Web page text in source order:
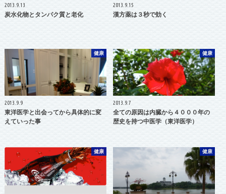
2013.9.13
炭水化物とタンパク質と老化
2013.9.15
漢方薬は３秒で効く
健康
2013.9.9
東洋医学と出会ってから具体的に変
えていった事
健康
2013.9.7
全ての原因は内臓から４０００年の
歴史を持つ中医学（東洋医学）
健康 健康